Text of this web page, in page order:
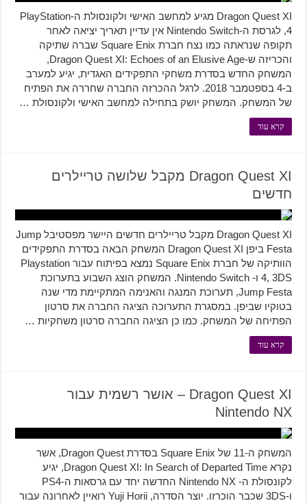
Dragon Quest XI מגיע למחשב האישי ולקונסולת ה-PlayStation
4, לגרסת ה-Nintendo Switch אין עדיין תאריך יציאה לאחר
תקופה שנראתה כמו נצח חברת Square Enix שברה שתיקה
והכריזה ש-Dragon Quest XI: Echoes of an Elusive Age,
המשחק החדש בסדרת משחקי התפקידים האגדית, יגיע למערב
ב-4 בספטמבר 2018. לרגל ההכרזה החברה שחררה את הפתיח
של המשחק. המשחק יושק בתחילה למחשב האישי ולקונסולת …
קרא עוד
Dragon Quest XI מקבל שלושה טריילרים
חדשים
Dragon Quest XI מקבל טריילרים חדשים היישר מפסטיבל Jump
Festa ביפן Dragon Quest XI המשחק הבאה בסדרת התפקידים
הוותיקה של חברת Square Enix נמצא בפיתוח עבור Playstation
4, 3DS ו- Nintendo Switch. המשחק הוצג השבוע בתערוכת
Jump Festa, תערוכת המנגה והאנימה המתקיימת מדי שנה
בטוקיו שביפן. במסגרת התערוכה הציגה החברה את סרטון
הפתיחה של המשחק. כמו כן הציגה החברה סרטון משחקיות …
קרא עוד
Dragon Quest XI – אושר רשמית עבור
Nintendo NX
המשחק ה-11 של Square Enix בסדרת Dragon Quest, אשר
נקרא Dragon Quest XI: In Search of Departed Time, יגיע
לקונסולת ה- Nintendo NX החדשה יחד עם גרסאות ה-PS4
ו-3DS שכבר הוכרזו. יוצר הסדרה, Yuji Horii רואיין לאחרונה עבור